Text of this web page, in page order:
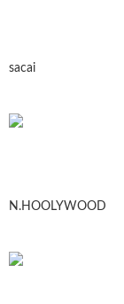
sacai
N.HOOLYWOOD